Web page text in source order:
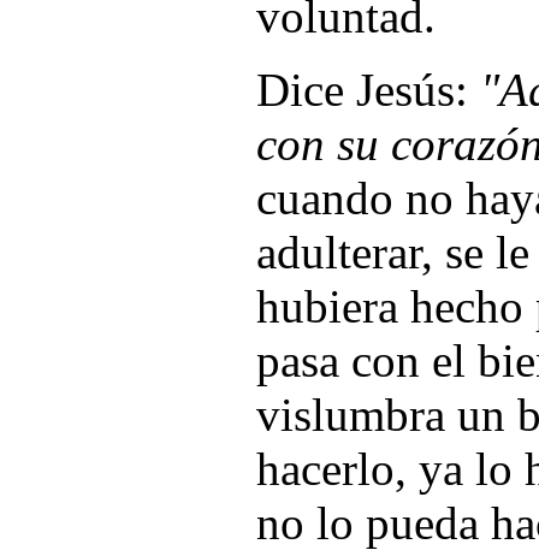
voluntad.
Dice Jesús:
con su
cuando no
adulterar, se
hubiera hecho
pasa con el
vislumbra un
hacerlo, ya lo
no lo pueda